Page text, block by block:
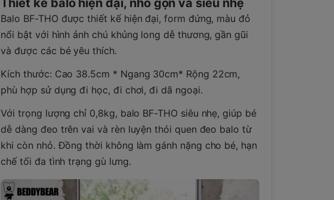
Thiết kế balo hiện đại, nhỏ gọn và siêu nhẹ
Balo BF-THO được thiết kế hiện đại, form đứng, màu đỏ
nổi bật với hình ảnh chú khủng long dễ thương, gần gũi
và được các bé yêu thích.
Kích thước: Cao 38.5cm * Ngang 30cm* Rộng 22cm,
phù hợp sử dụng đi học, đi chơi, đi dã ngoại.
Với trọng lượng chỉ 0,8kg, balo BF-THO siêu nhẹ, giúp bé
dễ dàng đeo trên vai và rèn luyện thói quen đeo balo từ
khi còn nhỏ. Đồng thời không làm gánh nặng cho bé, hạn
chế tối đa tình trạng gù lưng.